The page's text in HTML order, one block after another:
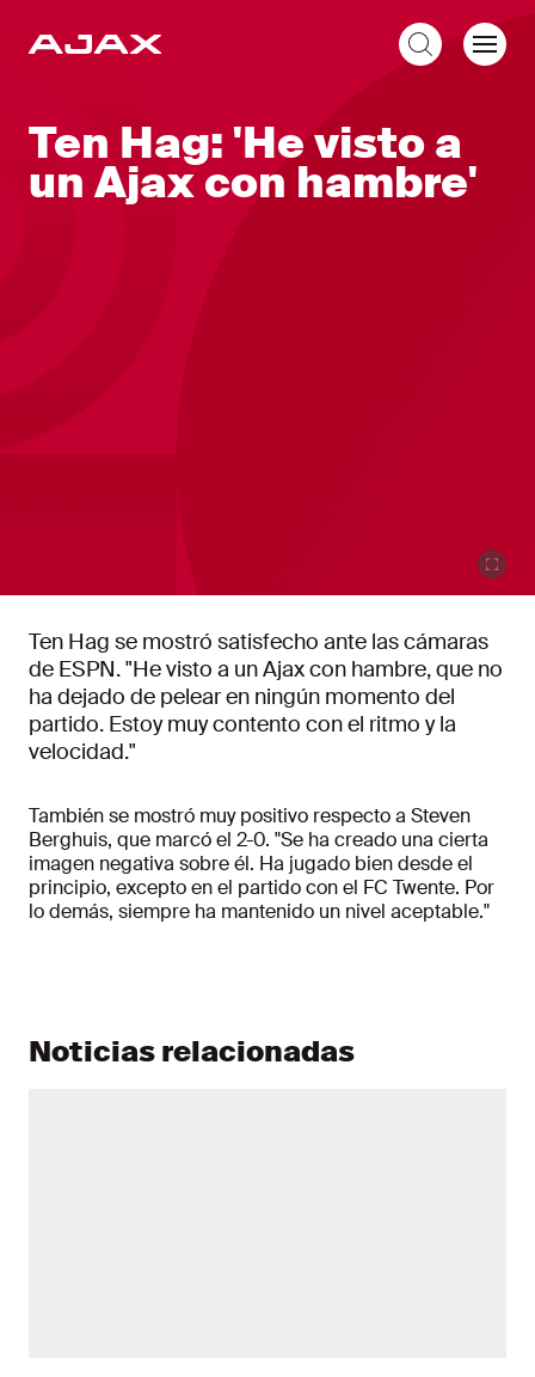
Ten Hag: 'He visto a
un Ajax con hambre'
Ten Hag se mostró satisfecho ante las cámaras
de ESPN. "He visto a un Ajax con hambre, que no
ha dejado de pelear en ningún momento del
partido. Estoy muy contento con el ritmo y la
velocidad."
También se mostró muy positivo respecto a Steven
Berghuis, que marcó el 2-0. "Se ha creado una cierta
imagen negativa sobre él. Ha jugado bien desde el
principio, excepto en el partido con el FC Twente. Por
lo demás, siempre ha mantenido un nivel aceptable."
Noticias relacionadas